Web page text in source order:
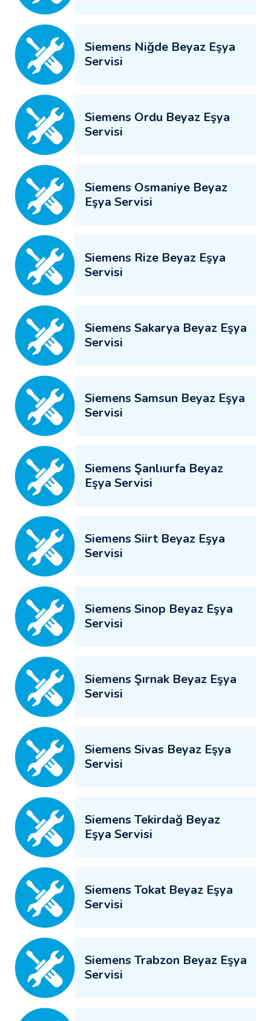
Siemens Niğde Beyaz Eşya
Servisi
Siemens Ordu Beyaz Eşya
Servisi
Siemens Osmaniye Beyaz
Eşya Servisi
Siemens Rize Beyaz Eşya
Servisi
Siemens Sakarya Beyaz Eşya
Servisi
Siemens Samsun Beyaz Eşya
Servisi
Siemens Şanlıurfa Beyaz
Eşya Servisi
Siemens Siirt Beyaz Eşya
Servisi
Siemens Sinop Beyaz Eşya
Servisi
Siemens Şırnak Beyaz Eşya
Servisi
Siemens Sivas Beyaz Eşya
Servisi
Siemens Tekirdağ Beyaz
Eşya Servisi
Siemens Tokat Beyaz Eşya
Servisi
Siemens Trabzon Beyaz Eşya
Servisi